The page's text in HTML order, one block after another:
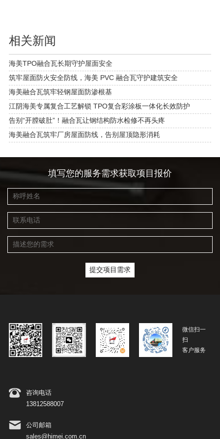
相关新闻
海美TPO融合瓦长期守护屋面安全
筑牢屋面防火安全防线，海美 PVC 融合瓦守护建筑安全
海美融合瓦筑牢轻钢屋面防渗根基
江阴海美专属复合工艺解锁 TPO复合彩涂板一体化长效防护
告别“开膛破肚”！融合瓦让钢结构防水检修不再头疼
海美融合瓦筑牢厂房屋面防线，告别屋顶隐形消耗
填写您的服务需求获取项目报价
微信扫一
扫
客户服务
咨询电话
13812588007
公司邮箱
sales@himei.com.cn